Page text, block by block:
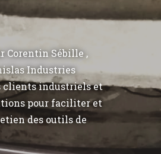
Corentin Sébille ,
Industries
clients industriels et
pour faciliter et
des outils de